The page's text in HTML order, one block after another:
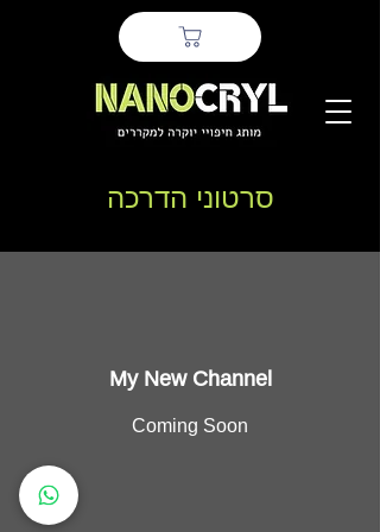
סרטוני הדרכה
My New Channel
Coming Soon